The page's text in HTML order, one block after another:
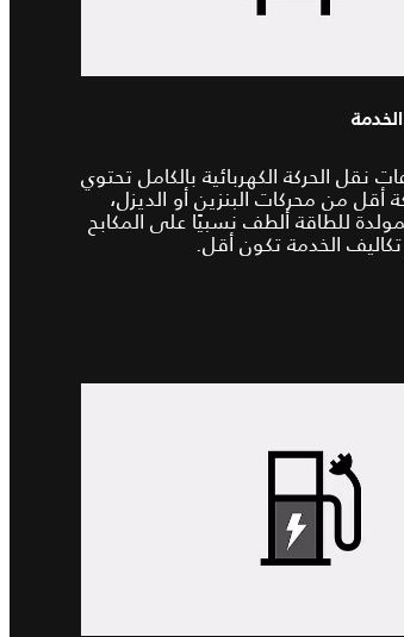
نقل الحركة الكهربائية بالكامل تحتوي
أقل من محركات البنزين أو الديزل،
للطاقة ألطف نسبيًا على المكابح
تكاليف الخدمة تكون أقل.